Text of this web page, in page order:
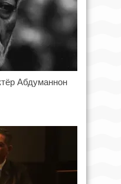
Абдуманнон